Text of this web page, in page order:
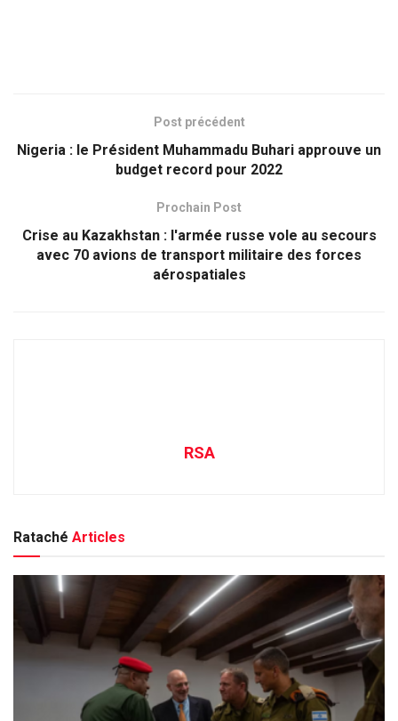
Post précédent
Nigeria : le Président Muhammadu Buhari approuve un
budget record pour 2022
Prochain Post
Crise au Kazakhstan : l'armée russe vole au secours
avec 70 avions de transport militaire des forces
aérospatiales
RSA
Rataché Articles